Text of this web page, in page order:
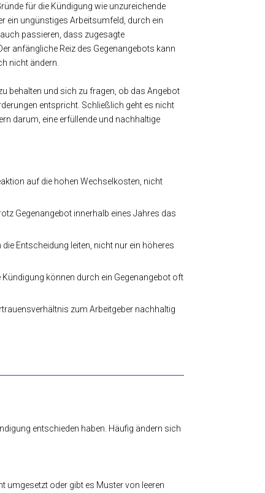
für die Kündigung wie unzureichende
ein ungünstiges Arbeitsumfeld, durch ein
passieren, dass zugesagte
anfängliche Reiz des Gegenangebots kann
nicht ändern.
behalten und sich zu fragen, ob das Angebot
entspricht. Schließlich geht es nicht
darum, eine erfüllende und nachhaltige
auf die hohen Wechselkosten, nicht
Gegenangebot innerhalb eines Jahres das
Entscheidung leiten, nicht nur ein höheres
Kündigung können durch ein Gegenangebot oft
zum Arbeitgeber nachhaltig
entschieden haben. Häufig ändern sich
umgesetzt oder gibt es Muster von leeren